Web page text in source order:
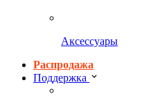
Аксессуары
Распродажа
Поддержка